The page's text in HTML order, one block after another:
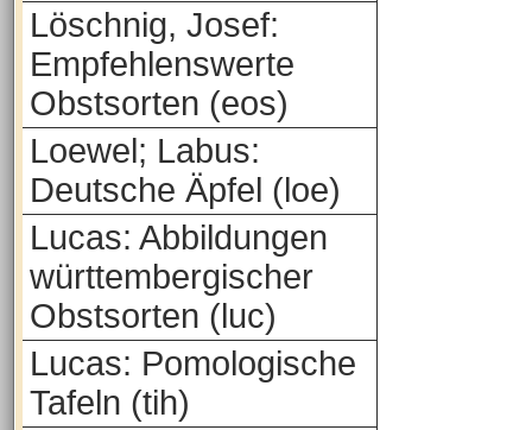
Löschnig, Josef:
Empfehlenswerte
Obstsorten (eos)
Loewel; Labus:
Deutsche Äpfel (loe)
Lucas: Abbildungen
württembergischer
Obstsorten (luc)
Lucas: Pomologische
Tafeln (tih)